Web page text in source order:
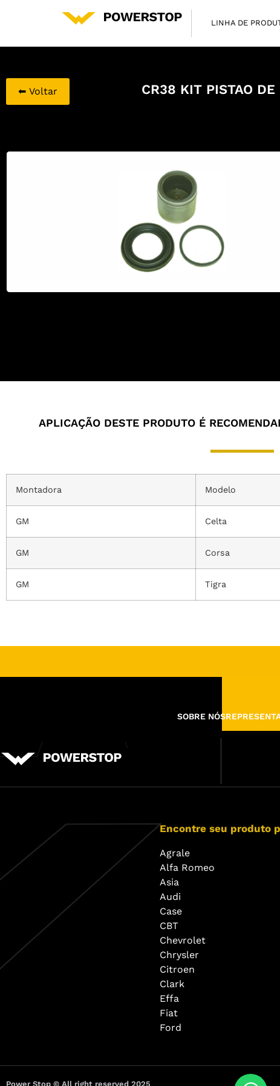
LINHA DE
CR38 KIT PISTAO
⬅ Voltar
APLICAÇÃO DESTE PRODUTO É
Montadora Modelo
GM Celta
GM Corsa
GM Tigra
SOBRE NÓS
Encontre seu produto
Agrale
Alfa Romeo
Asia
Audi
Case
CBT
Chevrolet
Chrysler
Citroen
Clark
Effa
Fiat
Ford
Power Stop © All right reserved 2025